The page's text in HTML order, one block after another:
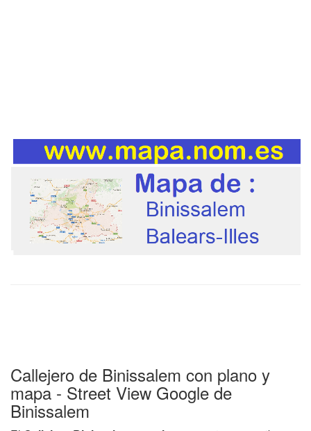
Callejero de Binissalem con plano y
mapa - Street View Google de
Binissalem